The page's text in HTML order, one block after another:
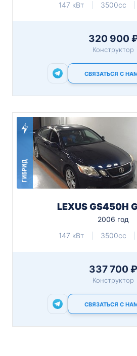
147 кВт
3500cc
320 900
Конструктор
СВЯЗАТЬСЯ С
ГИБРИД
LEXUS GS450H
2006 год
147 кВт
3500cc
337 700 ₽
Конструктор
СВЯЗАТЬСЯ С